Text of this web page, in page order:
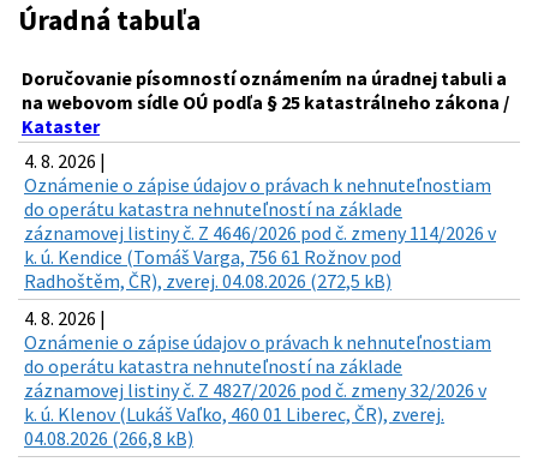
Úradná tabuľa
Doručovanie písomností oznámením na úradnej tabuli a
na webovom sídle OÚ podľa § 25 katastrálneho zákona /
Kataster
4. 8. 2026 |
Oznámenie o zápise údajov o právach k nehnuteľnostiam
do operátu katastra nehnuteľností na základe
záznamovej listiny č. Z 4646/2026 pod č. zmeny 114/2026 v
k. ú. Kendice (Tomáš Varga, 756 61 Rožnov pod
Radhoštěm, ČR), zverej. 04.08.2026 (272,5 kB)
4. 8. 2026 |
Oznámenie o zápise údajov o právach k nehnuteľnostiam
do operátu katastra nehnuteľností na základe
záznamovej listiny č. Z 4827/2026 pod č. zmeny 32/2026 v
k. ú. Klenov (Lukáš Vaľko, 460 01 Liberec, ČR), zverej.
04.08.2026 (266,8 kB)